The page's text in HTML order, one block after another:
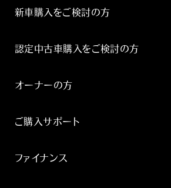
新車購入をご検討の方
認定中古車購入をご検討の方
オーナーの方
ご購入サポート
ファイナンス